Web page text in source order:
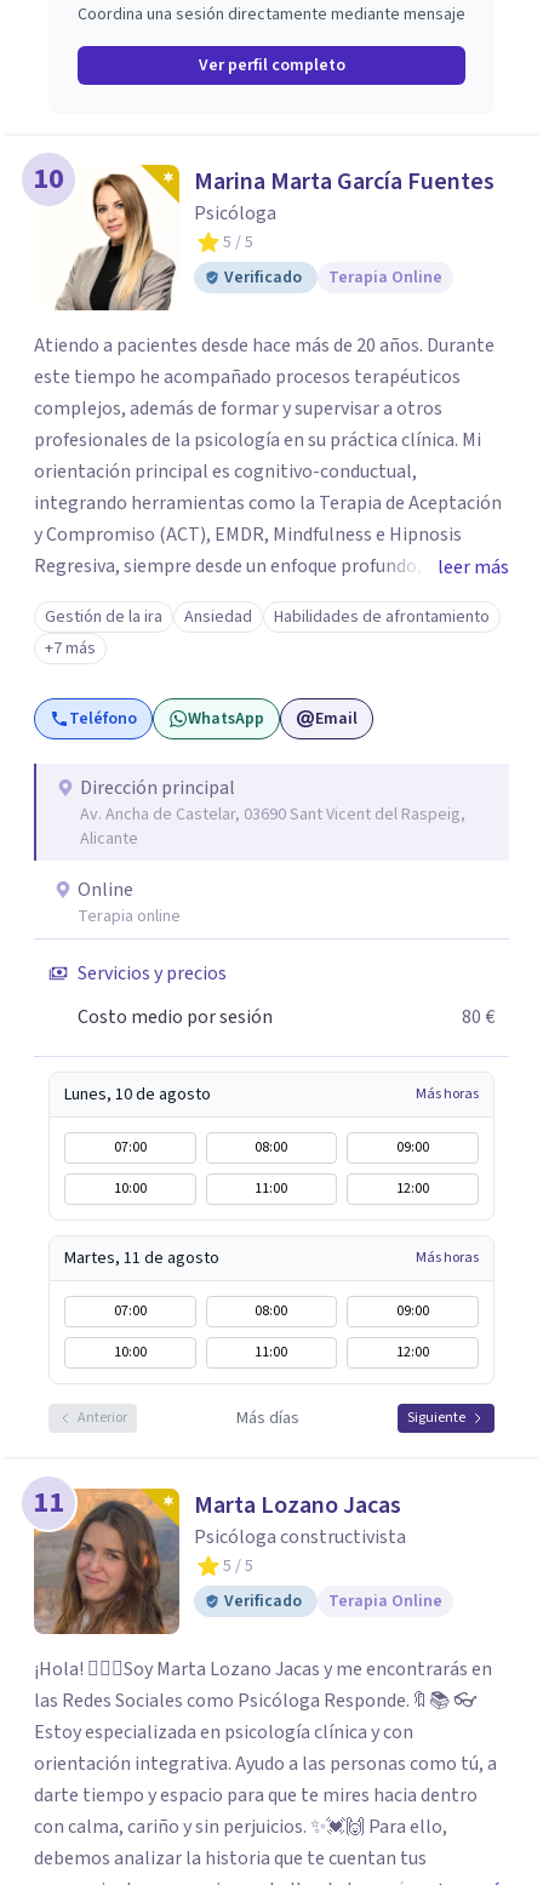
Coordina una sesión directamente mediante mensaje
Ver perfil completo
10 Marina Marta García Fuentes
Psicóloga
5 / 5
Verificado
Terapia Online
Atiendo a pacientes desde hace más de 20 años. Durante
este tiempo he acompañado procesos terapéuticos
complejos, además de formar y supervisar a otros
profesionales de la psicología en su práctica clínica. Mi
orientación principal es cognitivo-conductual,
integrando herramientas como la Terapia de Aceptación
y Compromiso (ACT), EMDR, Mindfulness e Hipnosis
Regresiva, siempre desde un enfoque profundo,
respetuoso y adaptado a cada persona. También
acompaño procesos de crecimiento personal y terapia
del alma orientados al trabajo emocional, la búsqueda de
sentido, el autoconocimiento y la conexión interior. Mi
objetivo es ayudar a las personas a comprenderse mejor,
necesarios para vivir con mayor equilibrio y plenitud.
leer más
Gestión de la ira Ansiedad
Habilidades de afrontamiento
+7 más
Teléfono WhatsApp Email
Dirección principal
Av. Ancha de Castelar, 03690 Sant Vicent del Raspeig,
Alicante
Online
Terapia online
Servicios y precios
Costo medio por sesión
80 €
Lunes, 10 de agosto Más horas
07:00 08:00
09:00
10:00
11:00 12:00
Martes, 11 de agosto Más horas
07:00 08:00
09:00
10:00
11:00 12:00
Anterior Más días Siguiente
11 Marta Lozano Jacas
Psicóloga constructivista
5 / 5
Verificado
Terapia Online
¡Hola! 🙋🏼‍♀️Soy Marta Lozano Jacas y me encontrarás en
las Redes Sociales como Psicóloga Responde.🔖📚 👓
Estoy especializada en psicología clínica y con
orientación integrativa. Ayudo a las personas como tú, a
darte tiempo y espacio para que te mires hacia dentro
con calma, cariño y sin perjuicios. ✨💓🙌 Para ello,
debemos analizar la historia que te cuentan tus